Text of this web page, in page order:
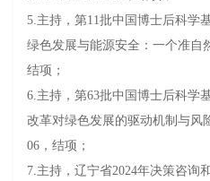
5.主持，第11批中国博士后科学
绿色发展与能源安全：一个准自
结项 ；
6.主持，第63批中国博士后科学
改革对绿色发展的驱动机制与风
06 ， 结项 ；
7.主持，辽宁省2024年决策咨询